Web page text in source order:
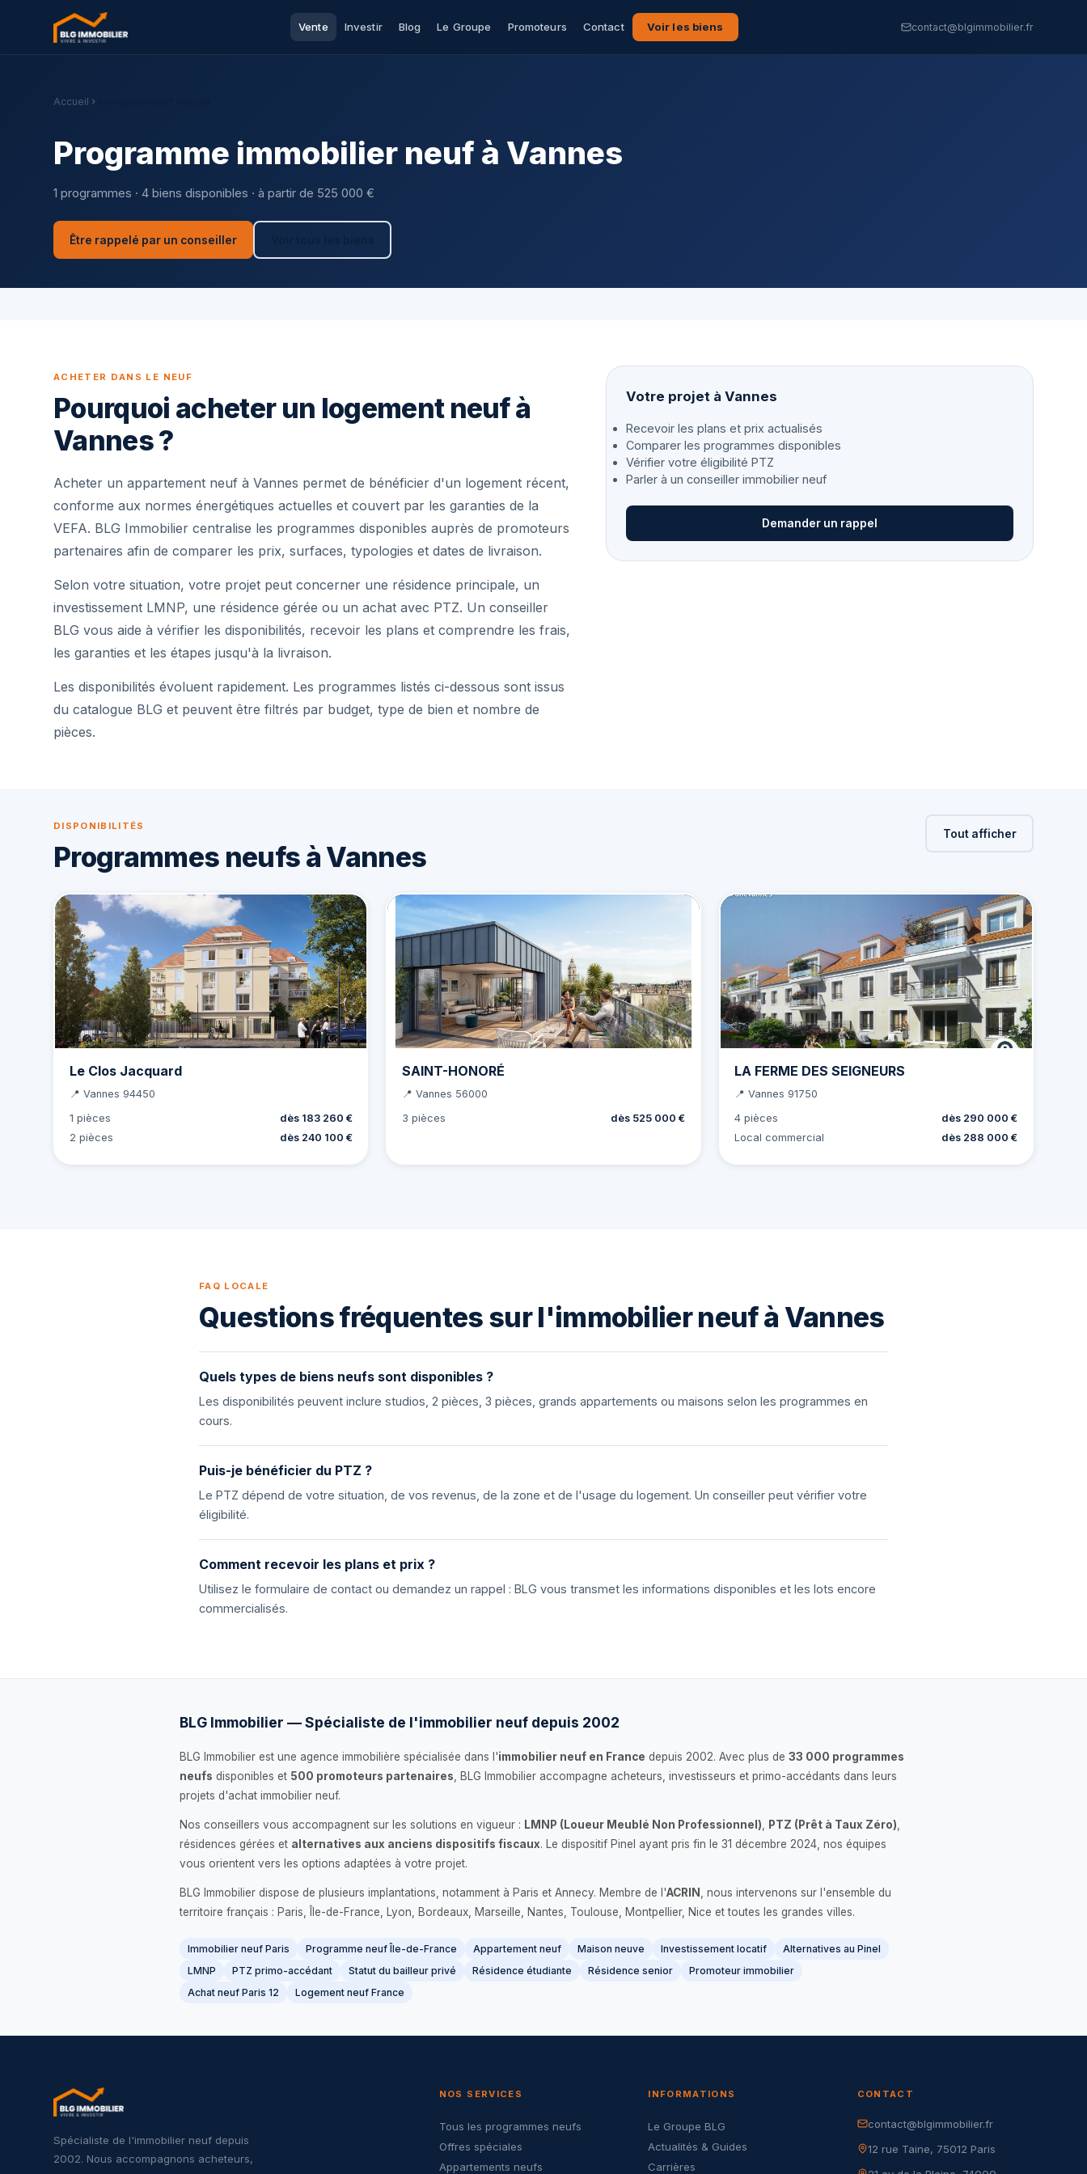
Vente Investir Blog Le Groupe Promoteurs Contact Voir les biens contact@blgimmobilier.fr
Accueil
Programme immobilier neuf à Vannes
1 programmes · 4 biens disponibles · à partir de 525 000 €
Être rappelé par un conseiller
ACHETER DANS LE NEUF
Pourquoi acheter un logement neuf à
Vannes ?
Acheter un appartement neuf à Vannes permet de bénéficier d'un logement récent,
conforme aux normes énergétiques actuelles et couvert par les garanties de la
VEFA. BLG Immobilier centralise les programmes disponibles auprès de promoteurs
partenaires afin de comparer les prix, surfaces, typologies et dates de livraison.
Selon votre situation, votre projet peut concerner une résidence principale, un
investissement LMNP, une résidence gérée ou un achat avec PTZ. Un conseiller
BLG vous aide à vérifier les disponibilités, recevoir les plans et comprendre les frais,
les garanties et les étapes jusqu'à la livraison.
Les disponibilités évoluent rapidement. Les programmes listés ci-dessous sont issus
du catalogue BLG et peuvent être filtrés par budget, type de bien et nombre de
pièces.
Votre projet à Vannes
Recevoir les plans et prix actualisés
Comparer les programmes disponibles
Vérifier votre éligibilité PTZ
Parler à un conseiller immobilier neuf
Demander un rappel
DISPONIBILITÉS
Programmes neufs à Vannes
Tout afficher
Le Clos Jacquard
📍 Vannes 94450
1 pièces
dès 183 260 €
2 pièces
dès 240 100 €
SAINT-HONORÉ
📍 Vannes 56000
3 pièces
dès 525 000 €
LA FERME DES SEIGNEURS
📍 Vannes 91750
4 pièces
dès 290 000 €
Local commercial
dès 288 000 €
FAQ LOCALE
Questions fréquentes sur l'immobilier neuf à Vannes
Quels types de biens neufs sont disponibles ?
Les disponibilités peuvent inclure studios, 2 pièces, 3 pièces, grands appartements ou maisons selon les programmes en
cours.
Puis-je bénéficier du PTZ ?
Le PTZ dépend de votre situation, de vos revenus, de la zone et de l'usage du logement. Un conseiller peut vérifier votre
éligibilité.
Comment recevoir les plans et prix ?
Utilisez le formulaire de contact ou demandez un rappel : BLG vous transmet les informations disponibles et les lots encore
commercialisés.
BLG Immobilier — Spécialiste de l'immobilier neuf depuis 2002
BLG Immobilier est une agence immobilière spécialisée dans l'immobilier neuf en France depuis 2002. Avec plus de 33 000 programmes
neufs disponibles et 500 promoteurs partenaires , BLG Immobilier accompagne acheteurs, investisseurs et primo-accédants dans leurs
projets d'achat immobilier neuf.
Nos conseillers vous accompagnent sur les solutions en vigueur : LMNP (Loueur Meublé Non Professionnel) PTZ (Prêt à Taux Zéro)
résidences gérées et alternatives aux anciens dispositifs fiscaux. Le dispositif Pinel ayant pris fin le 31 décembre 2024, nos équipes
vous orientent vers les options adaptées à votre projet.
BLG Immobilier dispose de plusieurs implantations, notamment à Paris et Annecy. Membre de l'ACRIN
, nous intervenons sur l'ensemble du
territoire français : Paris, Île-de-France, Lyon, Bordeaux, Marseille, Nantes, Toulouse, Montpellier, Nice et toutes les grandes villes.
Immobilier neuf Paris Programme neuf Île-de-France Appartement neuf Maison neuve Investissement locatif
Alternatives au Pinel
LMNP
PTZ primo-accédant Statut du bailleur privé Résidence étudiante Résidence senior
Promoteur immobilier
Achat neuf Paris 12
Logement neuf France
Spécialiste de l'immobilier neuf depuis
2002. Nous accompagnons acheteurs,
NOS SERVICES
Tous les programmes neufs
Offres spéciales
Appartements neufs
INFORMATIONS
Le Groupe BLG
Actualités & Guides
Carrières
CONTACT
contact@blgimmobilier.fr
12 rue Taine, 75012 Paris